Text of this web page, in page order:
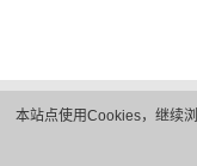
本站点使用Cookies，继续